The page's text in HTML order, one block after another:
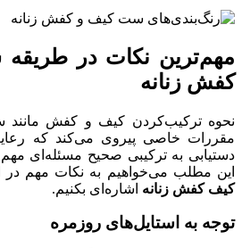
مهم‌ترین نکات در
کفش زنانه
نحوه ترکیب‌کردن کیف و کفش مانند
مقررات خاصی پیروی می‌کند که
دستیابی به ترکیبی صحیح مسئله‌ای
این مطلب می‌خواهیم به نکات مهم در
کیف کفش زنانهاشاره‌ای بکنیم.
توجه به استایل‌های روزمره